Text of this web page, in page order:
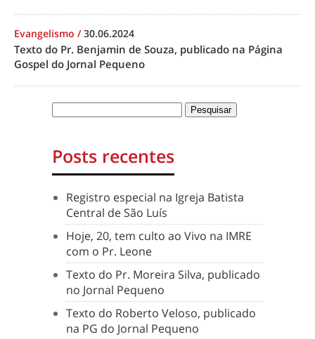
Evangelismo /30.06.2024
Texto do Pr. Benjamin de Souza, publicado na Página
Gospel do Jornal Pequeno
Posts recentes
Registro especial na Igreja Batista
Central de São Luís
Hoje, 20, tem culto ao Vivo na IMRE
com o Pr. Leone
Texto do Pr. Moreira Silva, publicado
no Jornal Pequeno
Texto do Roberto Veloso, publicado
na PG do Jornal Pequeno